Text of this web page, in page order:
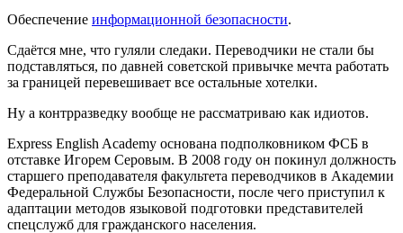
Обеспечение информационной безопасности.
Сдаётся мне, что гуляли следаки. Переводчики не стали бы
подставляться, по давней советской привычке мечта работать
за границей перевешивает все остальные хотелки.
Ну а контрразведку вообще не рассматриваю как идиотов.
Express English Academy основана подполковником ФСБ в
отставке Игорем Серовым. В 2008 году он покинул должность
старшего преподавателя факультета переводчиков в Академии
Федеральной Службы Безопасности, после чего приступил к
адаптации методов языковой подготовки представителей
спецслужб для гражданского населения.